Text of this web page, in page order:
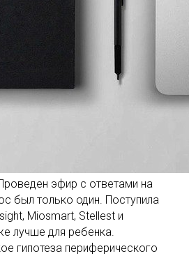
эфир с ответами на
был только один. Поступила
Miosmart, Stellest и
лучше для ребенка.
гипотеза периферического